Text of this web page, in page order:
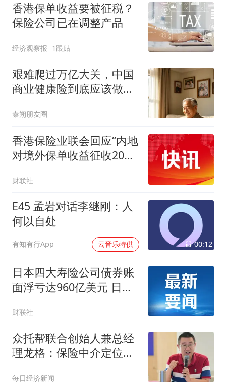
香港保单收益要被征税？
保险公司已在调整产品
经济观察报 1跟贴
艰难爬过万亿大关，中国
商业健康险到底应该做什
秦朔朋友圈
香港保险业联会回应“内地
对境外保单收益征收20%
门尚未发布正式政策文件
港险市场仍具竞争力
财联社
E45 孟岩对话李继刚：人
何以自处
有知有行App 云音乐特供 00:12
日本四大寿险公司债券账
面浮亏达960亿美元 日本
财联社
众托帮联合创始人兼总经
理龙格：保险中介定位
应比险企更严
每日经济新闻